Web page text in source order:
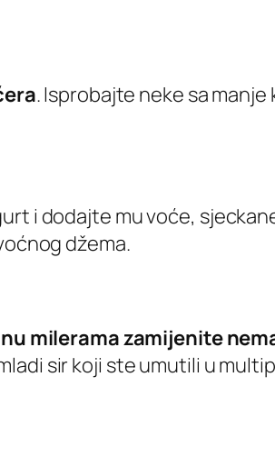
. Isprobajte neke sa
i dodajte mu voće,
džema.
milerama zamijenite
sir koji ste umutili u